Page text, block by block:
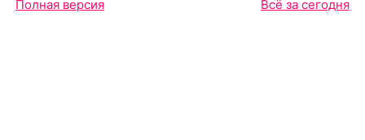
Полная версия Всё за сегодня